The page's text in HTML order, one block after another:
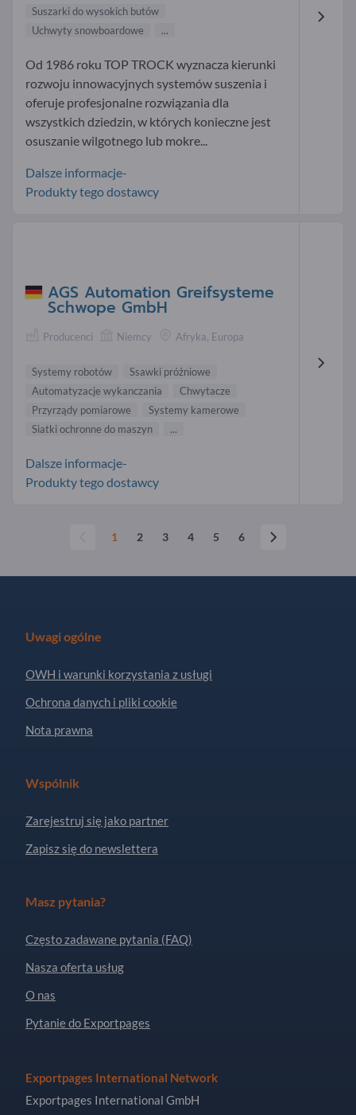
Suszarki do wysokich butów
Uchwyty snowboardowe
...
Od 1986 roku TOP TROCK wyznacza kierunki
rozwoju innowacyjnych systemów suszenia i
oferuje profesjonalne rozwiązania dla
wszystkich dziedzin, w których konieczne jest
osuszanie wilgotnego lub mokre...
Dalsze informacje-
Produkty tego dostawcy
AGS Automation Greifsysteme
Schwope GmbH
Producenci Niemcy Afryka, Europa
Systemy robotów
Ssawki próżniowe
Automatyzacje wykanczania
Chwytacze
Przyrządy pomiarowe
Systemy kamerowe
Siatki ochronne do maszyn
...
Dalsze informacje-
Produkty tego dostawcy
1 2 3 4 5 6
Uwagi ogólne
OWH i warunki korzystania z usługi
Ochrona danych i pliki cookie
Nota prawna
Wspólnik
Zarejestruj się jako partner
Zapisz się do newslettera
Masz pytania?
Często zadawane pytania (FAQ)
Nasza oferta usług
O nas
Pytanie do Exportpages
Exportpages International Network
Exportpages International GmbH